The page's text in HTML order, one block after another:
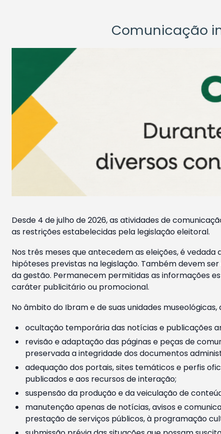
Comunicação
Desde 4 de julho de 2026, as atividades de
as restrições estabelecidas pela legislação eleitoral.
Nos três meses que antecedem as eleições, é
hipóteses previstas na legislação. Também devem
da gestão. Permanecem permitidas as informações
caráter publicitário ou promocional.
No âmbito do Ibram e de suas unidades
ocultação temporária das notícias e publicações
revisão e adaptação das páginas e peças de
preservada a integridade dos documentos
adequação dos portais, sites temáticos e perfis
publicados e aos recursos de interação;
suspensão da produção e da veiculação de
manutenção apenas de notícias, avisos e
prestação de serviços públicos, à programação